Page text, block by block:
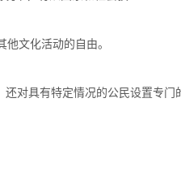
文化活动的自由。
对具有特定情况的公民设置专门